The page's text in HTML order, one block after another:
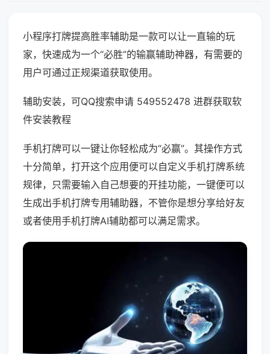
小程序打牌提高胜率辅助是一款可以让一直输的玩
家，快速成为一个“必胜”的输赢辅助神器，有需要的
用户可通过正规渠道获取使用。
辅助安装，可QQ搜索申请 549552478 进群获取软
件安装教程
手机打牌可以一键让你轻松成为“必赢”。其操作方式
十分简单，打开这个应用便可以自定义手机打牌系统
规律，只需要输入自己想要的开挂功能，一键便可以
生成出手机打牌专用辅助器，不管你是想分享给好友
或者使用手机打牌AI辅助都可以满足需求。